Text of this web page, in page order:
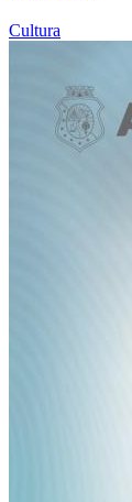
Cultura